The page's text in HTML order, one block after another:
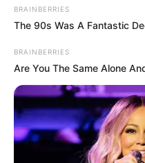
ΤΑΥΤΟΤΗΤΑ ΚΑΙ
BRAINBERRIES
The 90s Was A Fantastic
BRAINBERRIES
Are You The Same Alone